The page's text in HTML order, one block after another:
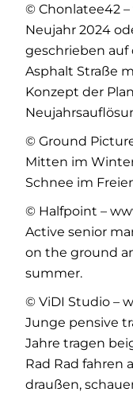
© Chonlatee42
Neujahr 2024
geschrieben auf
Asphalt Straße
Konzept der
© Ground
Mitten im
Schnee im
© Halfpoint –
Active senior
on the ground
summer.
© ViDI Studio –
Junge pensive
Jahre tragen
Rad Rad fahren
draußen,